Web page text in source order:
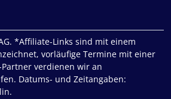
*Affiliate-Links sind mit einem
vorläufige Termine mit einer
verdienen wir an
Datums- und Zeitangaben: